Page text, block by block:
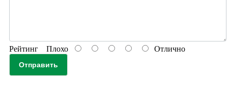
Рейтинг Плохо Отлично
Отправить